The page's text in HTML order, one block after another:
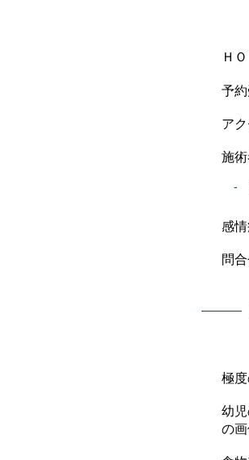
Ｈ
予
ア
施
感
問
極
幼
の